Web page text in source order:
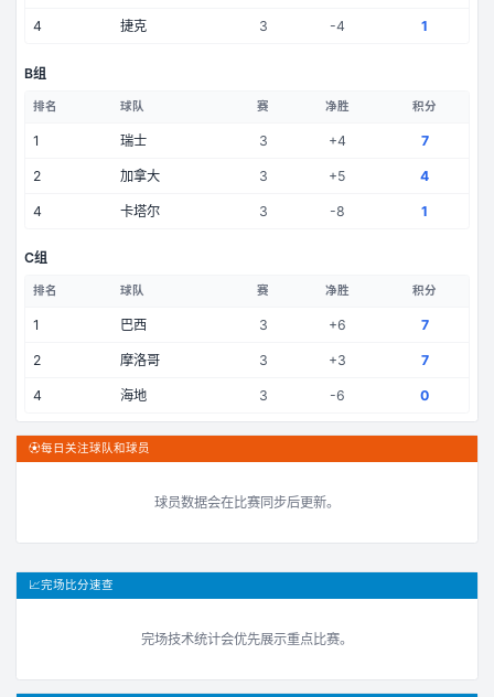
4 捷克 3 -4 1
B组
排名 球队 赛 净胜 积分
1 瑞士 3 +4 7
2 加拿大 3 +5 4
4 卡塔尔 3 -8 1
C组
排名 球队 赛 净胜 积分
1 巴西 3 +6 7
2 摩洛哥 3 +3 7
4 海地 3 -6 0
⚽每日关注球队和球员
球员数据会在比赛同步后更新。
📈完场比分速查
完场技术统计会优先展示重点比赛。